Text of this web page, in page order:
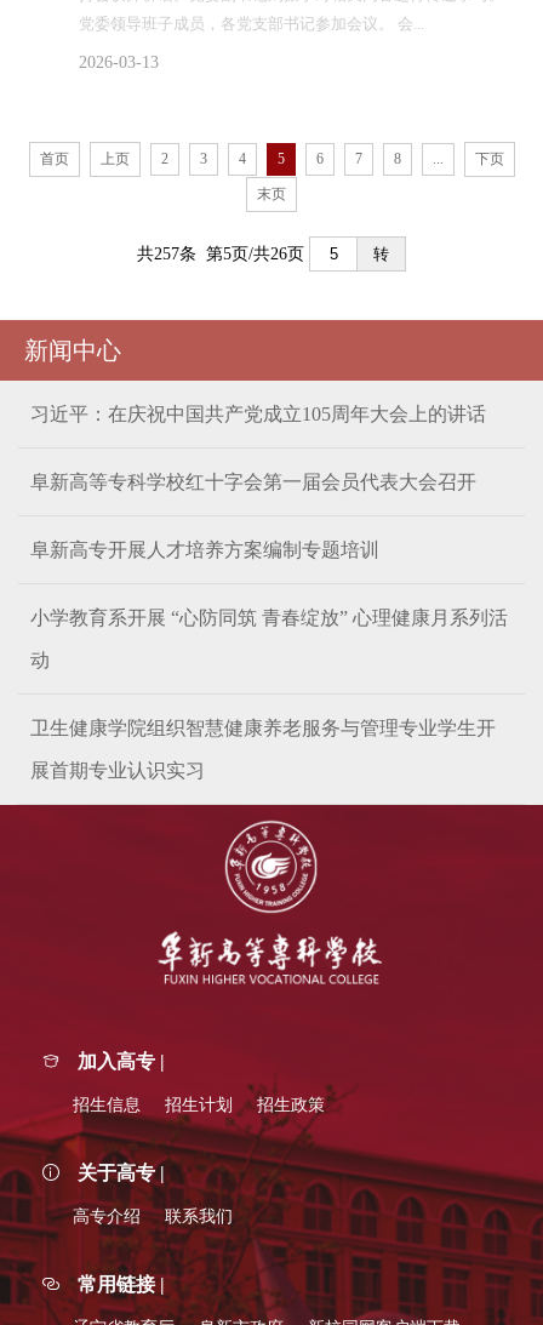
党委领导班子成员，各党支部书记参加会议。 会...
2026-03-13
首页 上页 2 3 4 5 6 7 8 ... 下页
末页
共257条 第5页/共26页 转
新闻中心
习近平：在庆祝中国共产党成立105周年大会上的讲话
阜新高等专科学校红十字会第一届会员代表大会召开
阜新高专开展人才培养方案编制专题培训
小学教育系开展 “心防同筑 青春绽放” 心理健康月系列活
动
卫生健康学院组织智慧健康养老服务与管理专业学生开
展首期专业认识实习
加入高专 |
招生信息 招生计划 招生政策
关于高专 |
高专介绍 联系我们
常用链接 |